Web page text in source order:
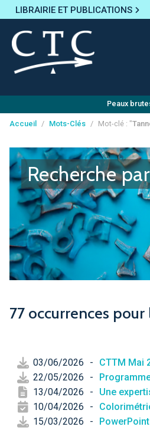
Panneau de gestion des cookies
LIBRAIRIE ET PUBLICATIONS
Peaux
Accueil / Mots-Clés / Mot-clé : "
Recherche
77 occurrences
03/06/2026 -
CTTM Mai
22/05/2026
-
13/04/2026
-
Une
10/04/2026
-
15/03/2026
-